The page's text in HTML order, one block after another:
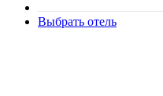
Выбрать отель